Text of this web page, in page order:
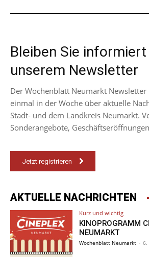
Bleiben Sie
unserem Newsletter
Der Wochenblatt Neumarkt
einmal in der Woche über aktuelle
Stadt- und dem Landkreis Neumarkt.
Sonderangebote,
Jetzt registrieren
AKTUELLE NACHRICHTEN
Kurz und wichtig
KINOPROGRAMM
NEUMARKT
Wochenblatt Neumarkt - 6.